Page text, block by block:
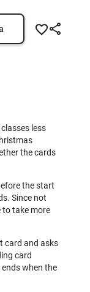
less
the cards
the start
Since not
to take more
card and asks
card
when the